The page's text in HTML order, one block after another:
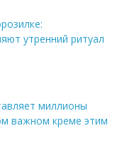
утренний ритуал
миллионы
важном креме этим